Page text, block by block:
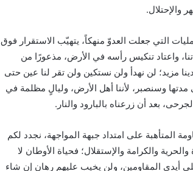
والإحتلال.
التي جعلت العدوّ منهكاً، يتهيّب الاستقرار فوق
واعتاد تنكيس رأسه في الأرض، مذعورًا من
مزيد؛ لن نهدأ ولن نستكين ولن تقر لنا عين حتى
مدتها وسنصبر، لأننا أهل الأرض، وليالٍ مظلمة في
بعد أن زرعناه بالبارود والنار.
المتأهبة على امتداد جبهة المواجهة، نجدد لكم
والكرامة والإستقلال؛ فحياة الأوطان لا
أيدي المقاومين، ولن يخيب عليهم رهان إن شاء